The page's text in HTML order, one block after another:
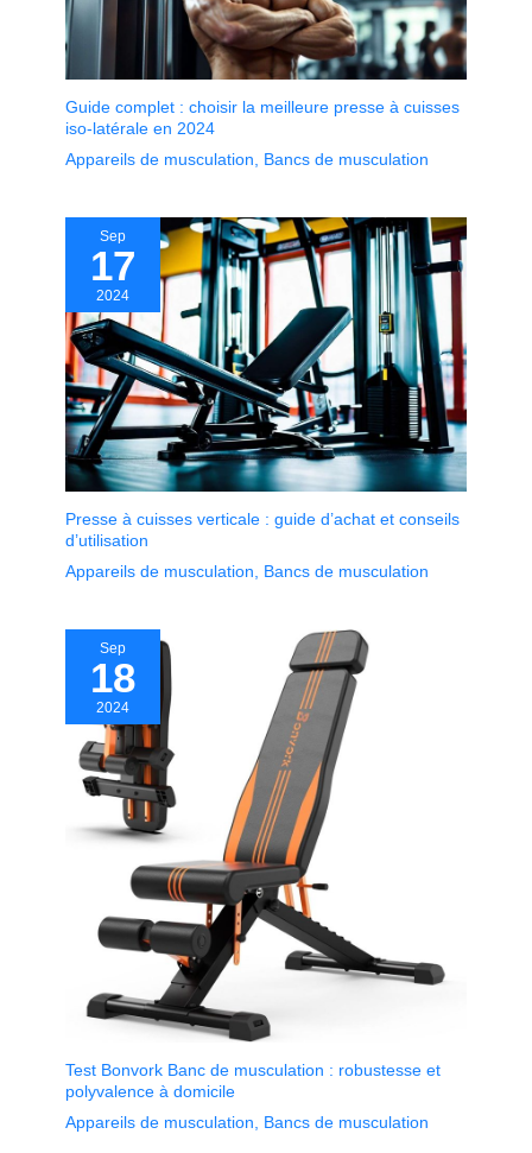
Guide complet : choisir la meilleure presse à cuisses
iso-latérale en 2024
Appareils de musculation
Bancs de musculation
Sep
17
2024
Presse à cuisses verticale : guide d’achat et conseils
d’utilisation
Appareils de musculation
Bancs de musculation
Sep
18
2024
Test Bonvork Banc de musculation : robustesse et
polyvalence à domicile
Appareils de musculation
Bancs de musculation